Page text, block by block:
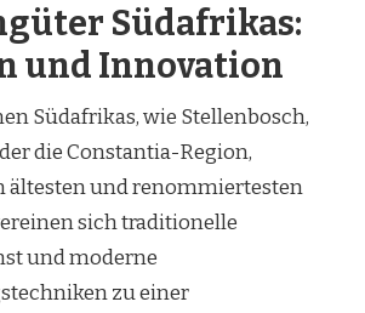
Südafrikas:
und Innovation
Südafrikas, wie Stellenbosch,
die Constantia-Region,
ältesten und renommiertesten
sich traditionelle
und moderne
zu einer